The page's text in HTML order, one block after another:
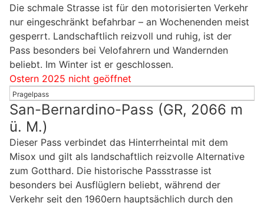
Die schmale Strasse ist für den motorisierten Verkehr
nur eingeschränkt befahrbar – an Wochenenden meist
gesperrt. Landschaftlich reizvoll und ruhig, ist der
Pass besonders bei Velofahrern und Wandernden
beliebt. Im Winter ist er geschlossen.
Ostern 2025 nicht geöffnet
Pragelpass
San-Bernardino-Pass (GR, 2066 m
ü. M.)
Dieser Pass verbindet das Hinterrheintal mit dem
Misox und gilt als landschaftlich reizvolle Alternative
zum Gotthard. Die historische Passstrasse ist
besonders bei Ausflüglern beliebt, während der
Verkehr seit den 1960ern hauptsächlich durch den